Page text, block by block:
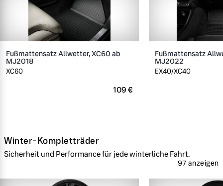
Fußmattensatz Allwetter, XC60 ab
MJ2018
XC60
109 €
Fußmattensatz
MJ2022
EX40/XC40
Winter-Kompletträder
Sicherheit und Performance für jede winterliche Fahrt.
97 anzeigen